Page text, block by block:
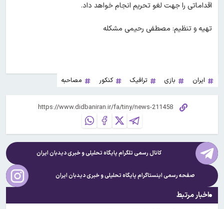
اقداماتی را جهت لغو تحریم انجام خواهد داد.
تهیه و تنظیم: مصطفی رحیمی مشکله
ایران بازی ترافیک کنکور مصاحبه
کانال رسمی تلگرام پایگاه تحلیلی و خبریدیدبان ایران
صفحه رسمی اینستاگرام پایگاه تحلیلی و خبریدیدبان ایران
اخبار مرتبط